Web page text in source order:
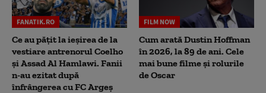
FANATIK.RO
Ce au pățit la ieșirea de la
vestiare antrenorul Coelho
și Assad Al Hamlawi. Fanii
n-au ezitat după
înfrângerea cu FC Argeș
FILM NOW
Cum arată Dustin Hoffman
în 2026, la 89 de ani. Cele
mai bune filme și rolurile
de Oscar